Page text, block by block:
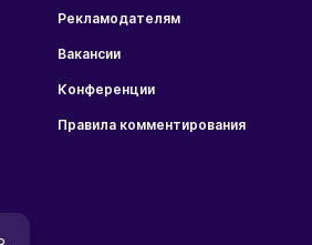
Рекламодателям
Вакансии
Конференции
Правила комментирования